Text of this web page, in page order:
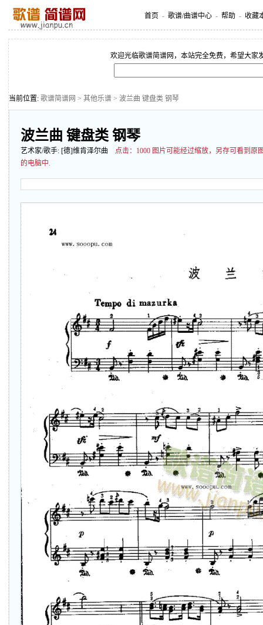
首页 - 歌谱/曲谱中心 - 帮助 - 收藏
欢迎光临歌谱简谱网，本站完全免费，希望大家
当前位置: 歌谱简谱网 > 其他乐谱 > 波兰曲 键盘类 钢琴
波兰曲 键盘类 钢琴
艺术家/歌手: [德]维肯泽尔曲 点击： 1000 图片可能经过缩放，另存可看到
的电脑中.